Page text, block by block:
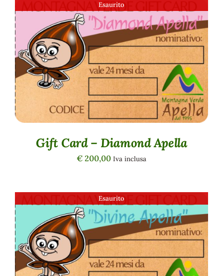
Esaurito
DETTAGLI
Gift Card – Diamond Apella
€ 200,00 Iva inclusa
Esaurito
DETTAGLI